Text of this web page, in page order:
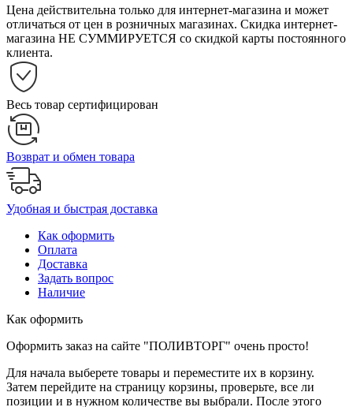
Цена действительна только для интернет-магазина и может
отличаться от цен в розничных магазинах. Скидка интернет-
магазина НЕ СУММИРУЕТСЯ со скидкой карты постоянного
клиента.
Весь товар сертифицирован
Возврат и обмен товара
Удобная и быстрая доставка
Как оформить
Оплата
Доставка
Задать вопрос
Наличие
Как оформить
Оформить заказ на сайте "ПОЛИВТОРГ" очень просто!
Для начала выберете товары и переместите их в корзину.
Затем перейдите на страницу корзины, проверьте, все ли
позиции и в нужном количестве вы выбрали. После этого